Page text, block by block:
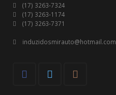
(17) 3263-7324
(17) 3263-1174
(17) 3263-7371
induzidosmirauto@hotmail.com